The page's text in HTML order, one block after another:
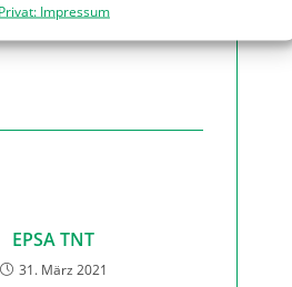
Privat: Impressum
EPSA TNT
31. März 2021